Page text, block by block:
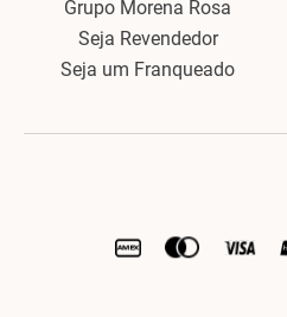
Grupo Morena Rosa
Seja Revendedor
Seja um Franqueado